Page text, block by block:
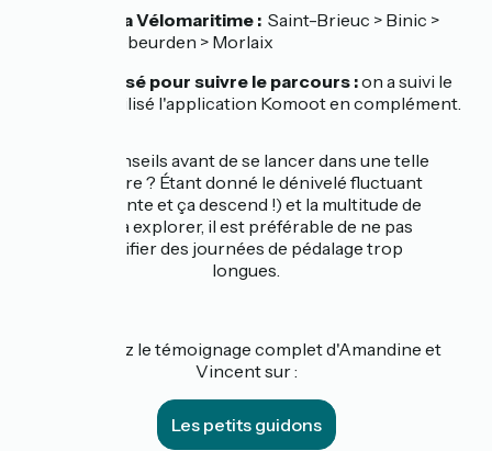
Étapes sur La Vélomaritime : Saint-Brieuc > Binic >
Paimpol > Trébeurden > Morlaix
Support utilisé pour suivre le parcours :on a suivi le
balisage et utilisé l'application Komoot en complément.
Nos conseils avant de se lancer dans une telle
aventure ? Étant donné le dénivelé fluctuant
(ça monte et ça descend !) et la multitude de
sites à explorer, il est préférable de ne pas
planifier des journées de pédalage trop
longues.
Retrouvez le témoignage complet d'Amandine et
Vincent sur :
Les petits guidons